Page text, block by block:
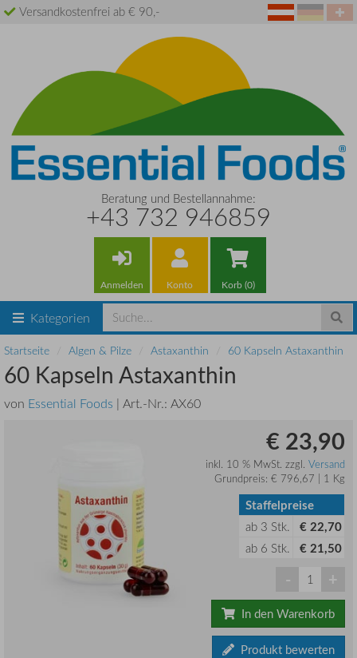
Versandkostenfrei ab € 90,-
Beratung und Bestellannahme:
+43 732 946859
Anmelden Konto Korb (0)
Kategorien
Startseite Algen & Pilze Astaxanthin 60 Kapseln Astaxanthin
60 Kapseln Astaxanthin
von Essential Foods | Art.-Nr.: AX60
€ 23,90
inkl. 10 % MwSt. zzgl. Versand
Grundpreis: € 796,67 | 1 Kg
Staffelpreise
ab 3 Stk. € 22,70
ab 6 Stk. € 21,50
- +
In den Warenkorb
Produkt bewerten